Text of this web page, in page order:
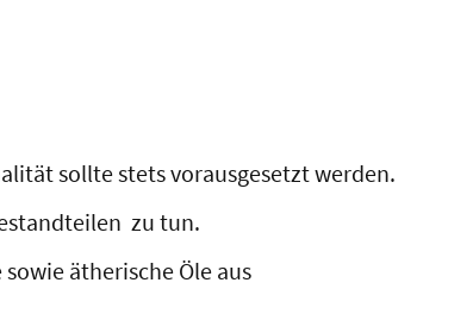
sollte stets vorausgesetzt werden.
zu tun.
ätherische Öle aus